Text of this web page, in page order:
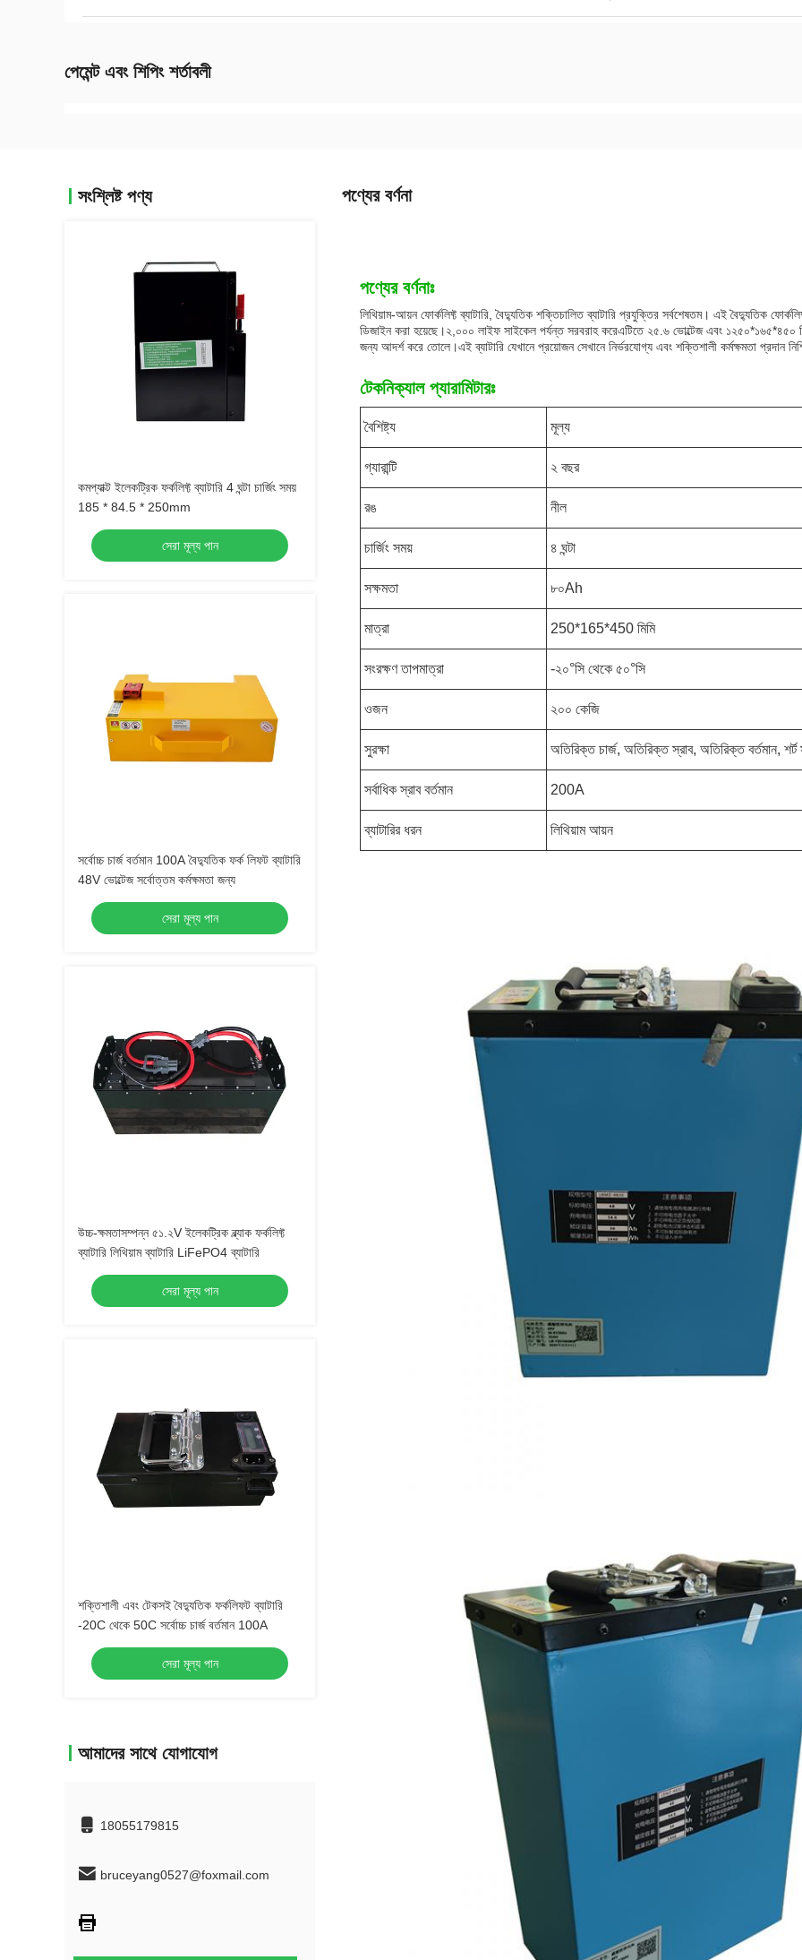
পেমেন্ট এবং শিপিং শর্তাবলী
সংশ্লিষ্ট পণ্য
কমপ্যাক্ট ইলেকট্রিক ফর্কলিফ্ট ব্যাটারি 4 ঘন্টা চার্জিং সময়
185 * 84.5 * 250mm
সেরা মূল্য পান
সর্বোচ্চ চার্জ বর্তমান 100A বৈদ্যুতিক ফর্ক লিফট ব্যাটারি
48V ভোল্টেজ সর্বোত্তম কর্মক্ষমতা জন্য
সেরা মূল্য পান
উচ্চ-ক্ষমতাসম্পন্ন ৫১.২V ইলেকট্রিক ব্ল্যাক ফর্কলিফ্ট
ব্যাটারি লিথিয়াম ব্যাটারি LiFePO4 ব্যাটারি
সেরা মূল্য পান
শক্তিশালী এবং টেকসই বৈদ্যুতিক ফর্কলিফট ব্যাটারি
-20C থেকে 50C সর্বোচ্চ চার্জ বর্তমান 100A
সেরা মূল্য পান
আমাদের সাথে যোগাযোগ
18055179815
bruceyang0527@foxmail.com
পণ্যের বর্ণনা
পণ্যের বর্ণনাঃ
লিথিয়াম-আয়ন ফোর্কলিফ্ট ব্যাটারি, বৈদ্যুতিক শক্তিচালিত ব্যাটারি প্রযুক্তির সর্বশেষতম। এই বৈদ্যুতিক
ডিজাইন করা হয়েছে।২,০০০ লাইফ সাইকেল পর্যন্ত সরবরাহ করেএটিতে ২৫.৬ ভোল্টেজ এবং ১২৫০*১৬৫*৪৫০
জন্য আদর্শ করে তোলে।এই ব্যাটারি যেখানে প্রয়োজন সেখানে নির্ভরযোগ্য এবং শক্তিশালী কর্মক্ষমতা প্রদান
টেকনিক্যাল প্যারামিটারঃ
বৈশিষ্ট্য মূল্য
গ্যারান্টি ২ বছর
রঙ নীল
চার্জিং সময় ৪ ঘন্টা
সক্ষমতা ৮০Ah
মাত্রা 250*165*450 মিমি
সংরক্ষণ তাপমাত্রা -২০°সি থেকে ৫০°সি
ওজন ২০০ কেজি
সুরক্ষা অতিরিক্ত চার্জ, অতিরিক্ত স্রাব, অতিরিক্ত বর্তমান, শর্ট
সর্বাধিক স্রাব বর্তমান 200A
ব্যাটারির ধরন লিথিয়াম আয়ন